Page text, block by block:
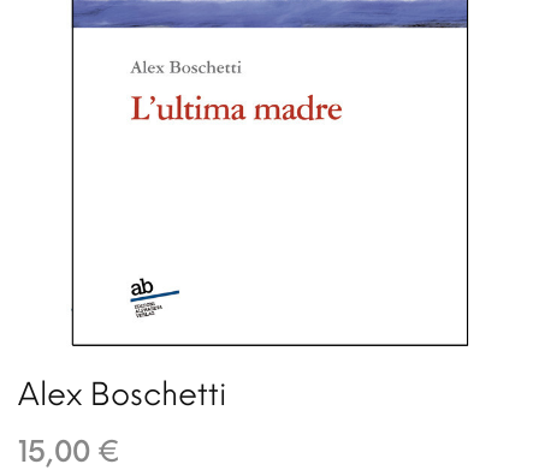
Alex Boschetti
15,00 €